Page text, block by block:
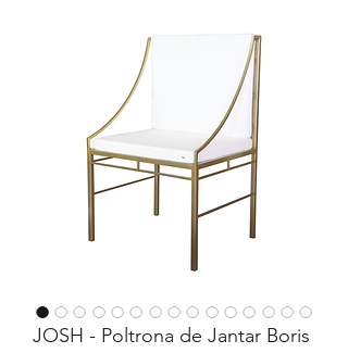
JOSH - Poltrona de Jantar Boris